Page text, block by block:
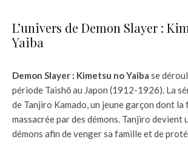
L’univers de Demon Slayer :
Yaiba
Demon Slayer : Kimetsu no Yaiba se
période Taishō au Japon (1912-1926). La
de Tanjiro Kamado, un jeune garçon dont la
massacrée par des démons. Tanjiro devient
démons afin de venger sa famille et de